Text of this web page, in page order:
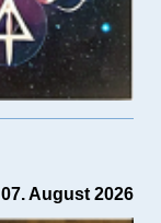
07. August 2026